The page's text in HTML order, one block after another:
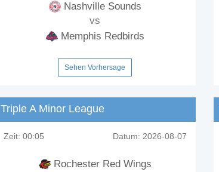
Nashville Sounds
vs
Memphis Redbirds
Sehen Vorhersage
Triple A Minor League
Zeit: 00:05 Datum: 2026-08-07
Rochester Red Wings